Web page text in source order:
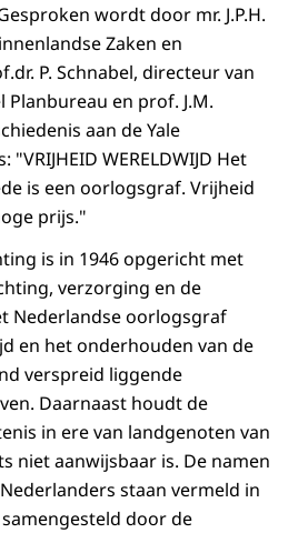
wordt door mr. J.P.H.
Zaken en
P. Schnabel, directeur van
Planbureau en prof. J.M.
aan de Yale
WERELDWIJD Het
is een oorlogsgraf. Vrijheid
prijs."
is in 1946 opgericht met
verzorging en de
Nederlandse oorlogsgraf
en het onderhouden van de
verspreid liggende
Daarnaast houdt de
in ere van landgenoten van
niet aanwijsbaar is. De namen
staan vermeld in
door de